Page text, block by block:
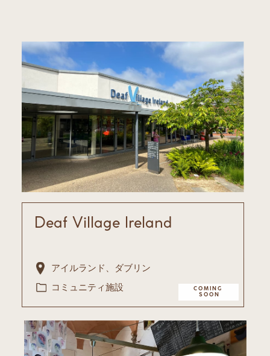
Deaf Village Ireland
コミュニティ施設
COMING ​
SOON
アイルランド、ダブリン